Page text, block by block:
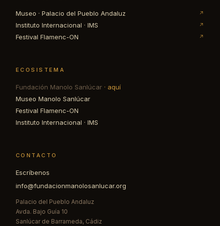
Museo · Palacio del Pueblo Andaluz ↗
Instituto Internacional · IMS ↗
Festival Flamenc-ON ↗
ECOSISTEMA
Fundación Manolo Sanlúcar · aquí
Museo Manolo Sanlúcar
Festival Flamenc-ON
Instituto Internacional · IMS
CONTACTO
Escríbenos
info@fundacionmanolosanlucar.org
Palacio del Pueblo Andaluz
Avda. Bajo Guía 10
Sanlúcar de Barrameda, Cádiz